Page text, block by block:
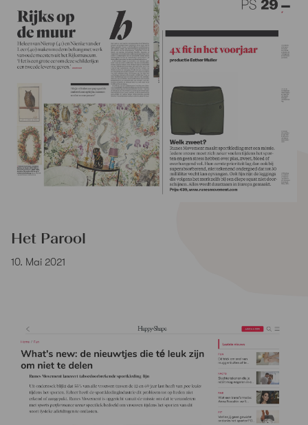
Het Parool
10. Mai 2021